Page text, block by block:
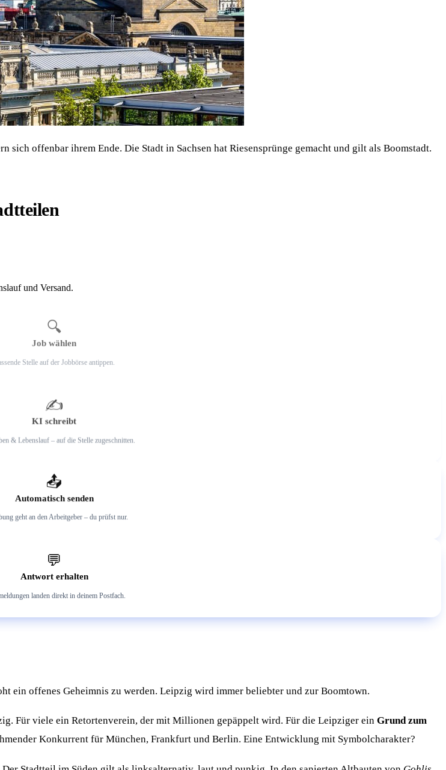
offenbar ihrem Ende. Die Stadt in Sachsen hat Riesensprünge gemacht und gilt als Boomstadt.
und Versand.
🔍
Job wählen
Stelle auf der Jobbörse antippen.
✍️
KI schreibt
& Lebenslauf – auf die Stelle zugeschnitten.
📤
Automatisch senden
geht an den Arbeitgeber – du prüfst nur.
💬
Antwort erhalten
landen direkt in deinem Postfach.
ein offenes Geheimnis zu werden. Leipzig wird immer beliebter und zur Boomtown.
Für viele ein Retortenverein, der mit Millionen gepäppelt wird. Für die Leipziger ein Grund zum
Konkurrent für München, Frankfurt und Berlin. Eine Entwicklung mit Symbolcharakter?